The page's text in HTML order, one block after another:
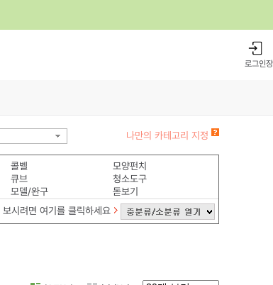
로그인
나만의 카테고리 지정
콜벨
모양펀치
큐브
청소도구
모델/완구
돋보기
시려면 여기를 클릭하세요